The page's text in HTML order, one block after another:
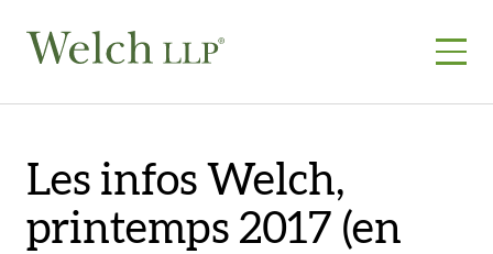
Les infos Welch,
printemps 2017 (en